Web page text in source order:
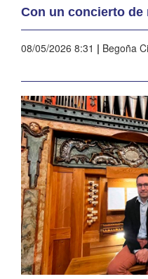
Con un concierto de
08/05/2026 8:31 | Begoña